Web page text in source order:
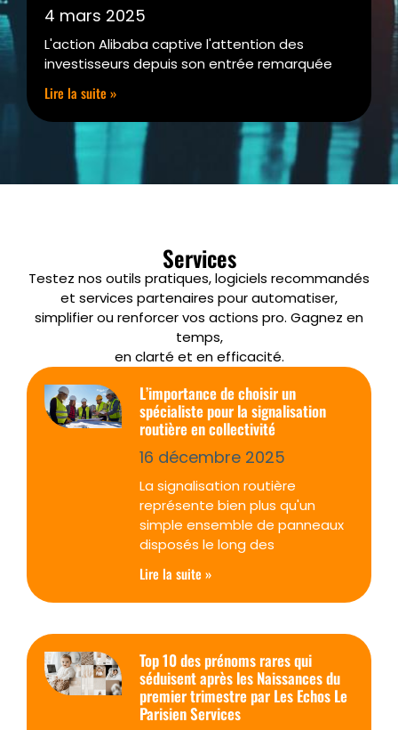
4 mars 2025
L'action Alibaba captive l'attention des
investisseurs depuis son entrée remarquée
Lire la suite »
Services
Testez nos outils pratiques, logiciels recommandés
et services partenaires pour automatiser,
simplifier ou renforcer vos actions pro. Gagnez en
temps,
en clarté et en efficacité.
L’importance de choisir un
spécialiste pour la signalisation
routière en collectivité
16 décembre 2025
La signalisation routière
représente bien plus qu'un
simple ensemble de panneaux
disposés le long des
Lire la suite »
Top 10 des prénoms rares qui
séduisent après les Naissances du
premier trimestre par Les Echos Le
Parisien Services